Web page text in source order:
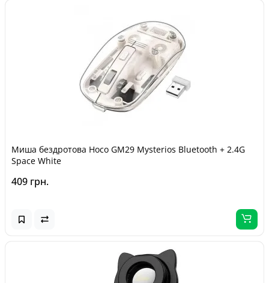
Миша бездротова Hoco GM29 Mysterios Bluetooth + 2.4G
Space White
409 грн.